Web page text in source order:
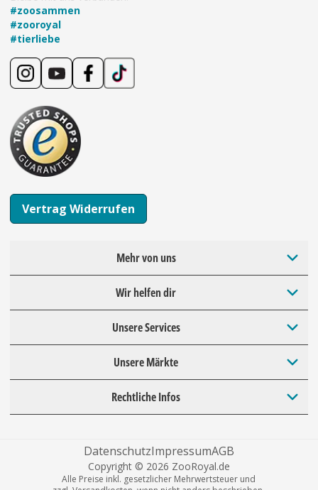
#zoosammen
#zooroyal
#tierliebe
Vertrag Widerrufen
Mehr von uns
Wir helfen dir
Unsere Services
Unsere Märkte
Rechtliche Infos
DatenschutzImpressumAGB
Copyright © 2026 ZooRoyal.de
Alle Preise inkl. gesetzlicher Mehrwertsteuer und